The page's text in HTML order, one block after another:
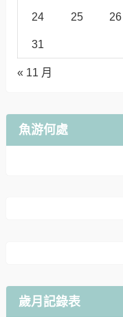
24 25 26
31
« 11 月
魚游何處
歲月記錄表